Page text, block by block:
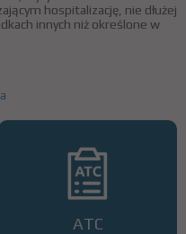
hospitalizację, nie dłużej
innych niż określone w
ATC